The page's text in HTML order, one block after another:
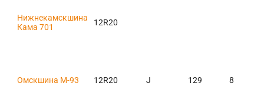
Нижнекамскшина
Кама 701
12R20
Омскшина М-93 12R20 J 129 8